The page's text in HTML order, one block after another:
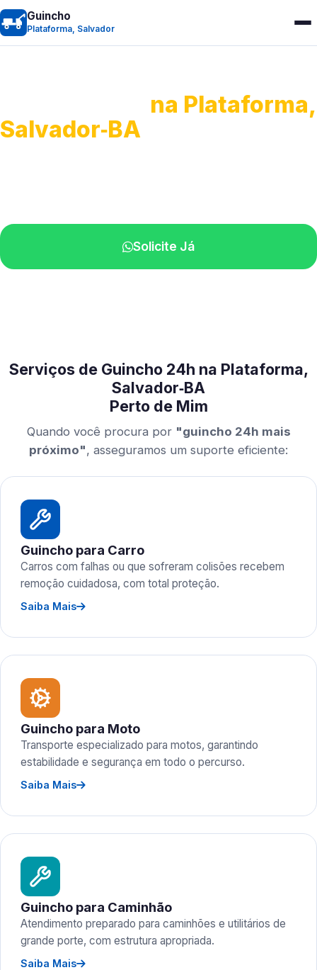
Guincho
Plataforma, Salvador
na Plataforma,
Salvador‑BA
Solicite Já
Serviços de Guincho 24h na Plataforma,
Salvador‑BA
Perto de Mim
Quando você procura por "guincho 24h mais
próximo", asseguramos um suporte eficiente:
Guincho para Carro
Carros com falhas ou que sofreram colisões recebem
remoção cuidadosa, com total proteção.
Saiba Mais
Guincho para Moto
Transporte especializado para motos, garantindo
estabilidade e segurança em todo o percurso.
Saiba Mais
Guincho para Caminhão
Atendimento preparado para caminhões e utilitários de
grande porte, com estrutura apropriada.
Saiba Mais